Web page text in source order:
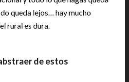
queda lejos… hay mucho
rural es dura.
de estos